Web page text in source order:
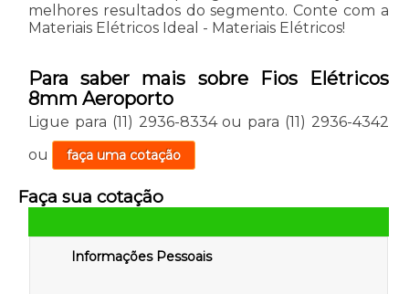
melhores resultados do segmento. Conte com a
Materiais Elétricos Ideal - Materiais Elétricos!
Para saber mais sobre Fios Elétricos
8mm Aeroporto
Ligue para (11) 2936-8334ou para (11) 2936-4342
ou
faça uma cotação
Faça sua cotação
Informações Pessoais